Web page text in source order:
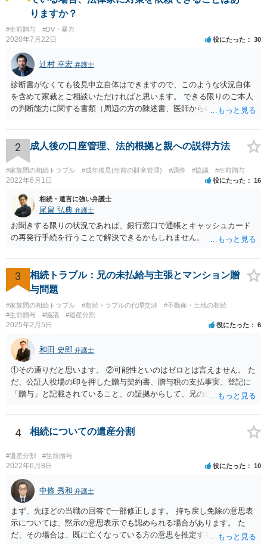
りますか？
#生前贈与 #DV・暴力
2020年7月22日 役にたった 30
辻村 幸宏 弁護士
診断書がなくても後見申立自体はできますので、このような状況自体
を含めて家裁とご相談いただければと思います。 できる限りのご本人
の判断能力に関する書類（周辺の方の陳述書、医師からの聴取書等）
をしていただければそこから先は進むのではないかと存じます。 ま
た、Aさんの意向を酌みすぎるあまりに後見申立ができない状況にして
いる施設の問題もありますので、当該地域の地域包括支援センターに
ご相談されるのもひとつの方法です。
2 成人後の口座管理、法的根拠と親への説得方法
#家族間の相続トラブル #成年後見(生前の財産管理) #調停 #協議 #生前贈与
2022年6月1日 役にたった 16
相続・遺言に強い弁護士
尾畠 弘典 弁護士
お聞きする限りの状況であれば、銀行窓口で通帳とキャッシュカード
の再発行手続を行うことで解決できるかもしれません。
3
相続トラブル：兄の未払給与主張とマンション贈
与問題
#家族間の相続トラブル #相続トラブルの代理交渉
#不動産・土地の相続
#生前贈与
#協議 #遺産分割
2025年2月5日 役にたった 6
和田 史郎 弁護士
①その通りだと思います。 ②可能性といのはゼロとは言えません。 た
だ、公証人役場の印を押した贈与契約書、贈与税の支払事実、登記に
「贈与」と記載されていること、の証拠からして、兄の主張は通らな
わなければ、遺産分割調停を申し立てて進めるのがベターのような気
がしますね。
4 相続についての遺産分割
#遺産分割 #生前贈与
2022年6月8日 役にたった 10
中條 秀和 弁護士
まず、先ほどの当職の回答で一部修正します。 持ち戻し免除の意思表
示については、黙示の意思表示でも認められる場合があります。 た
だ、その場合は、既に亡くなっている方の意思を推定することになり